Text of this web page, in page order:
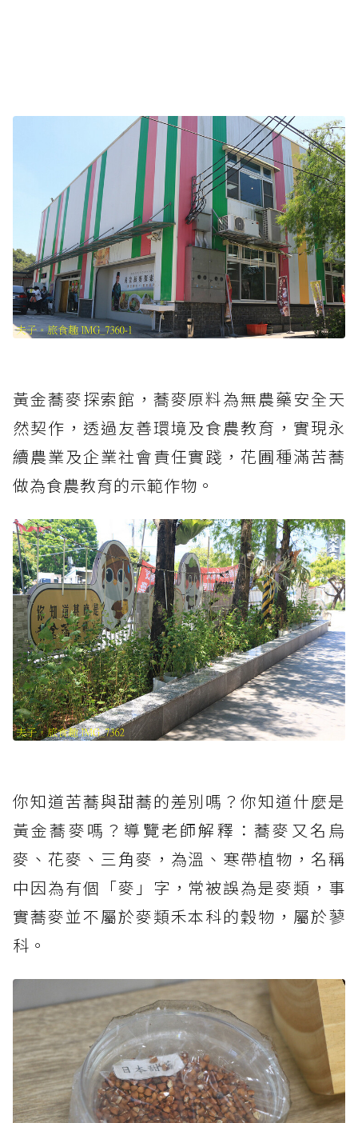
黃金蕎麥探索館，蕎麥原料為無農藥安全天
然契作，透過友善環境及食農教育，實現永
續農業及企業社會責任實踐，花圃種滿苦蕎
做為食農教育的示範作物。
你知道苦蕎與甜蕎的差別嗎？你知道什麼是
黃金蕎麥嗎？導覽老師解釋：蕎麥又名烏
麥、花麥、三角麥，為溫、寒帶植物，名稱
中因為有個「麥」字，常被誤為是麥類，事
實蕎麥並不屬於麥類禾本科的穀物，屬於蓼
科。